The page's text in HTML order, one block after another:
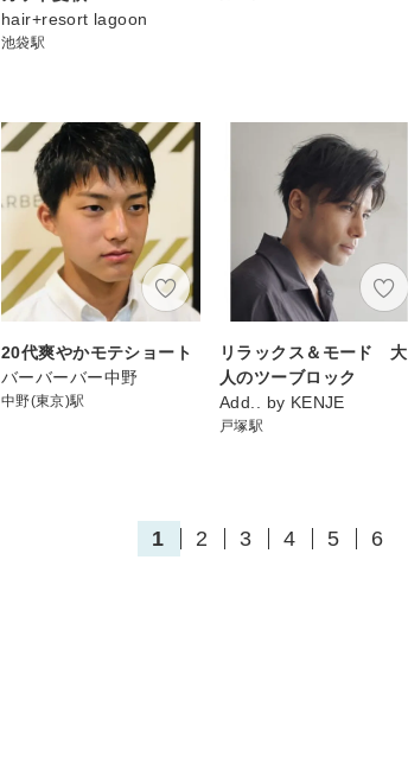
hair+resort lagoon
池袋駅
20代爽やかモテショート
バーバーバー中野
中野(東京)駅
リラックス＆モード 大
人のツーブロック
Add.. by KENJE
戸塚駅
1 2 3 4 5 6